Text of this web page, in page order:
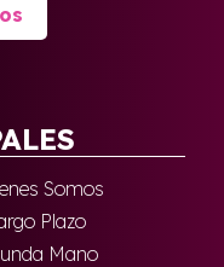
Somos
Plazo
Mano